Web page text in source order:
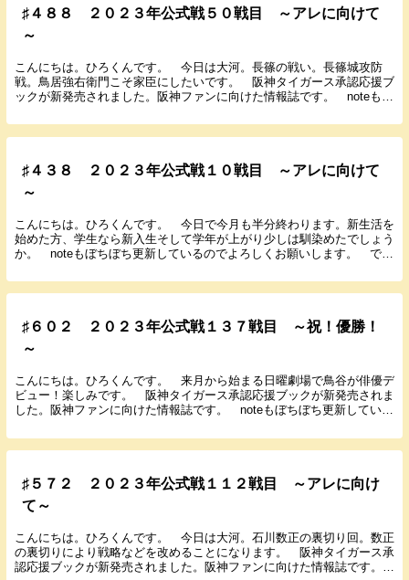
♯４８８ ２０２３年公式戦５０戦目 ～アレに向けて
～
こんにちは。ひろくんです。 今日は大河。長篠の戦い。長篠城攻防
戦。鳥居強右衛門こそ家臣にしたいです。 阪神タイガース承認応援ブ
ックが新発売されました。阪神ファンに向けた情報誌です。 noteもぼ
♯４３８ ２０２３年公式戦１０戦目 ～アレに向けて
～
こんにちは。ひろくんです。 今日で今月も半分終わります。新生活を
始めた方、学生なら新入生そして学年が上がり少しは馴染めたでしょう
か。 noteもぼちぼち更新しているのでよろしくお願いします。 では
♯６０２ ２０２３年公式戦１３７戦目 ～祝！優勝！
～
こんにちは。ひろくんです。 来月から始まる日曜劇場で鳥谷が俳優デ
ビュー！楽しみです。 阪神タイガース承認応援ブックが新発売されま
した。阪神ファンに向けた情報誌です。 noteもぼちぼち更新している
♯５７２ ２０２３年公式戦１１２戦目 ～アレに向け
て～
こんにちは。ひろくんです。 今日は大河。石川数正の裏切り回。数正
の裏切りにより戦略などを改めることになります。 阪神タイガース承
認応援ブックが新発売されました。阪神ファンに向けた情報誌です。